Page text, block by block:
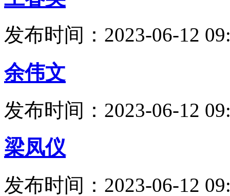
发布时间：2023-06-12
余伟文
发布时间：2023-06-12
梁凤仪
发布时间：2023-06-12